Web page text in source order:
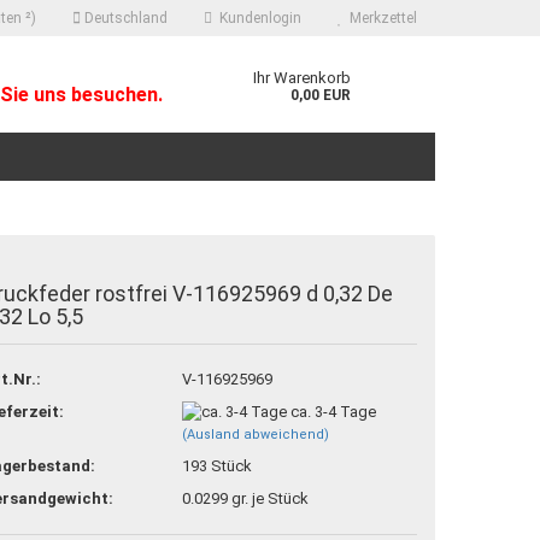
²) Deutschland Kundenlogin
erstellen
vergessen?
Merkzettel
uns besuchen.
Ihr Warenkorb
0,00 EUR
rostfrei V-116925969 d 0,32 De
Lo 5,5
V-116925969
ca. 3-4 Tage
(Ausland abweichend)
193 Stück
0.0299 gr. je Stück